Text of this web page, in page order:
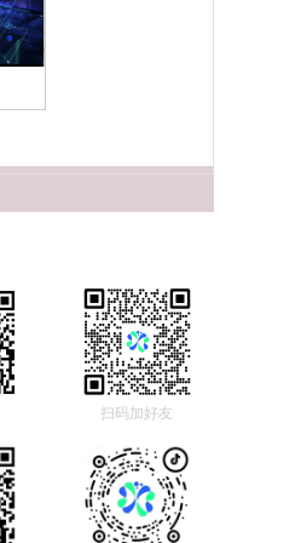
扫码加好友